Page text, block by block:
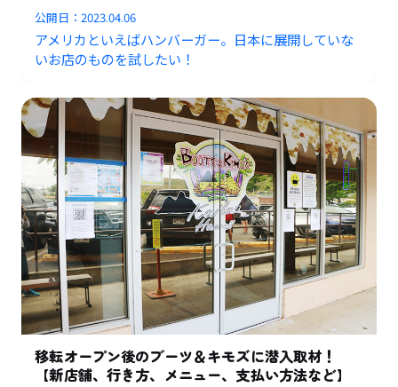
公開日：2023.04.06
アメリカといえばハンバーガー。日本に展開していな
いお店のものを試したい！
移転オープン後のブーツ＆キモズに潜入取材！
【新店舗、行き方、メニュー、支払い方法など】